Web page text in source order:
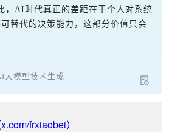
，AI时代真正的差距在于个人对系统
替代的决策能力，这部分价值只会
大模型技术生成
frxiaobei）